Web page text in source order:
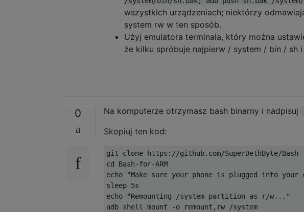
wszystkich urządzeniach; niektórzy
system rw w ten sposób.
Użyj emulatora terminala, który można
że kilku spróbuje najpierw / system / bin / sh
0 Na komputerze otrzymasz bash binarny i nadpisuj
Skopiuj ten kod:
git clone https://github.com/SuperDethByte/
cd Bash-for-ARM
echo "Make sure your phone is plugged
sleep 5s
echo "Remounting /system partition as r/
adb shell mount -o remount,rw /system